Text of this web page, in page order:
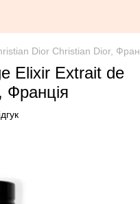
Dior Christian Dior,
Elixir Extrait de
Франція